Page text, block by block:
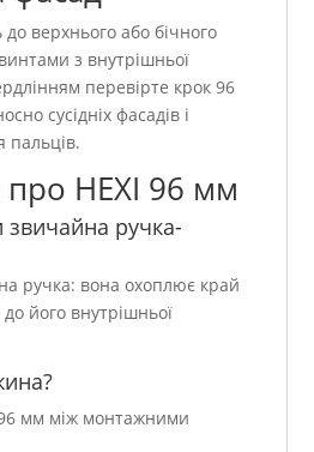
верхнього або бічного
з внутрішньої
перевірте крок 96
сусідніх фасадів і
пальців.
HEXI 96 мм
ручка-
ручка: вона охоплює край
його внутрішньої
96 мм між монтажними